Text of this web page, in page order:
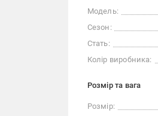
Модель:
Сезон:
Стать:
Колір виробника:
Розмір та вага
Розмір: